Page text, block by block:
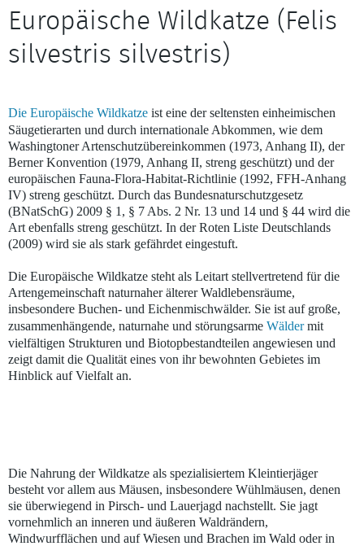
Europäische Wildkatze (Felis
silvestris silvestris)
Die Europäische Wildkatze ist eine der seltensten einheimischen
Säugetierarten und durch internationale Abkommen, wie dem
Washingtoner Artenschutzübereinkommen (1973, Anhang II), der
Berner Konvention (1979, Anhang II, streng geschützt) und der
europäischen Fauna-Flora-Habitat-Richtlinie (1992, FFH-Anhang
IV) streng geschützt. Durch das Bundesnaturschutzgesetz
(BNatSchG) 2009 § 1, § 7 Abs. 2 Nr. 13 und 14 und § 44 wird die
Art ebenfalls streng geschützt. In der Roten Liste Deutschlands
(2009) wird sie als stark gefährdet eingestuft.
Die Europäische Wildkatze steht als Leitart stellvertretend für die
Artengemeinschaft naturnaher älterer Waldlebensräume,
insbesondere Buchen- und Eichenmischwälder. Sie ist auf große,
zusammenhängende, naturnahe und störungsarme Wäldermit
vielfältigen Strukturen und Biotopbestandteilen angewiesen und
zeigt damit die Qualität eines von ihr bewohnten Gebietes im
Hinblick auf Vielfalt an.
Die Nahrung der Wildkatze als spezialisiertem Kleintierjäger
besteht vor allem aus Mäusen, insbesondere Wühlmäusen, denen
sie überwiegend in Pirsch- und Lauerjagd nachstellt. Sie jagt
vornehmlich an inneren und äußeren Waldrändern,
Windwurfflächen und auf Wiesen und Brachen im Wald oder in